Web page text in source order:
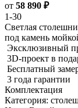
от 58 890 ₽
1-30
Светлая
под камень
Эксклюзивный
3D-проект в
Бесплатный
3 года гарантии
Комплектация
Категория: